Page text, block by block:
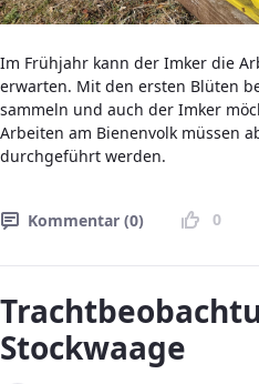
Im Frühjahr kann der Imker die
erwarten. Mit den ersten Blüten
sammeln und auch der Imker
Arbeiten am Bienenvolk müssen
durchgeführt werden.
Kommentar (0) 0
Stockwaage